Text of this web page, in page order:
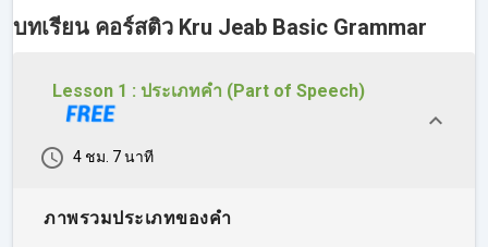
ช่วยสำคัญให้เราทำข้อสอบทั้ง 4 ทักษะได้("ฟัง" ออก / "อ่าน"
โดยเฉพาะข้อสอบ IELTS Writing และ Speaking นั้นจะมีเกณฑ์
ให้คะแนนการใช้ภาษาที่ถูกต้องอยู่ด้วย
แน่น โครงสร้างประโยคดี รับรองว่า Band พุ่งแน่นอน!
คอร์ส Kru Jeab Basic Grammar
บทเรียน คอร์สติว Kru Jeab Basic Grammar
Lesson 1 : ประเภทคำ (Part of Speech)
4 ชม. 7 นาที
ภาพรวมประเภทของคำ